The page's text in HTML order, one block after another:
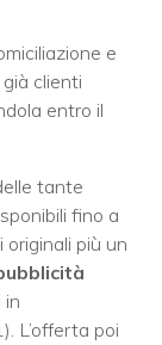
e
già clienti
entro il
tante
fino a
originali più un
in
L’offerta poi